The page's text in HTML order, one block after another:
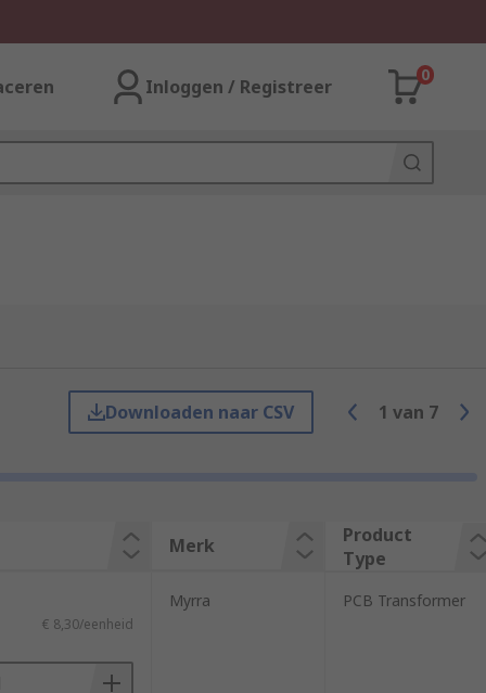
Inloggen / Registreer
0
Downloaden naar CSV 1 van 7
Merk
Product
Type
€ 8,30/eenheid
Myrra PCB Transformer